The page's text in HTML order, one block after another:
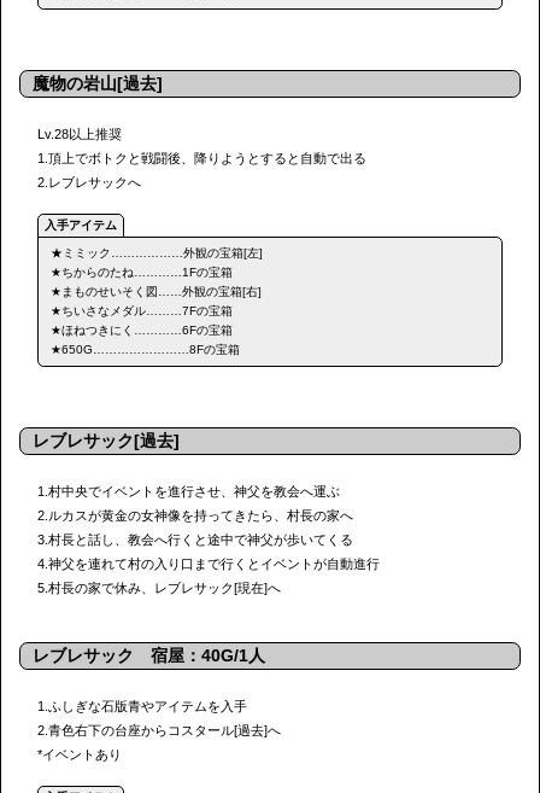
魔物の岩山[過去]
Lv.28以上推奨
1.頂上でボトクと戦闘後、降りようとすると自動で出る
2.レブレサックへ
★ミミック………………外観の宝箱[左]
★ちからのたね…………1Fの宝箱
★まものせいそく図……外観の宝箱[右]
★ちいさなメダル………7Fの宝箱
★ほねつきにく…………6Fの宝箱
★650G……………………8Fの宝箱
レブレサック[過去]
1.村中央でイベントを進行させ、神父を教会へ運ぶ
2.ルカスが黄金の女神像を持ってきたら、村長の家へ
3.村長と話し、教会へ行くと途中で神父が歩いてくる
4.神父を連れて村の入り口まで行くとイベントが自動進行
5.村長の家で休み、レブレサック[現在]へ
レブレサック 宿屋：40G/1人
1.ふしぎな石版青やアイテムを入手
2.青色右下の台座からコスタール[過去]へ
*イベントあり